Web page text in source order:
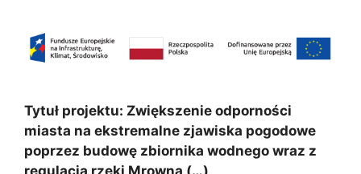
Tytuł projektu: Zwiększenie odporności
miasta na ekstremalne zjawiska pogodowe
poprzez budowę zbiornika wodnego wraz z